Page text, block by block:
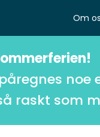
Om
raskt som